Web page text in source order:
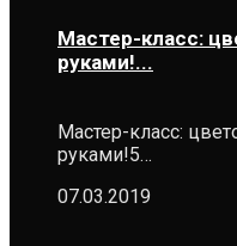
Мастер-класс:
руками!...
Мастер-класс:
руками!5…
07.03.2019